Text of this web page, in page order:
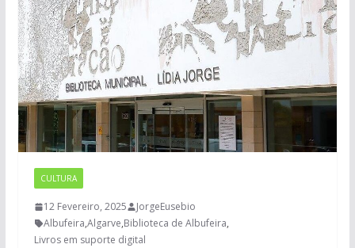
CULTURA
12 Fevereiro, 2025
JorgeEusebio
Albufeira,Algarve,Biblioteca de Albufeira,
Livros em suporte digital